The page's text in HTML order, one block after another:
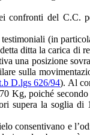
del C.C.
(in
ditta la carica di
una posizione
sulla
D.lgs 626/94). Al
Kg, poiché
supera la soglia di
consentivano e